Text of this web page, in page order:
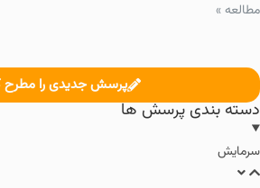
مطالعه »
پرسش جدیدی را مطرح
دسته بندی پرسش ها
سرمایش